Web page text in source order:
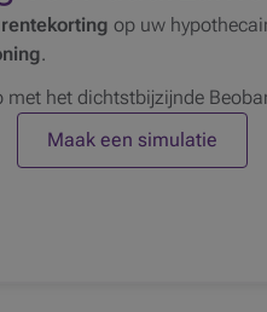
op uw
.
het dichtstbijzijnde
Maak een simulatie